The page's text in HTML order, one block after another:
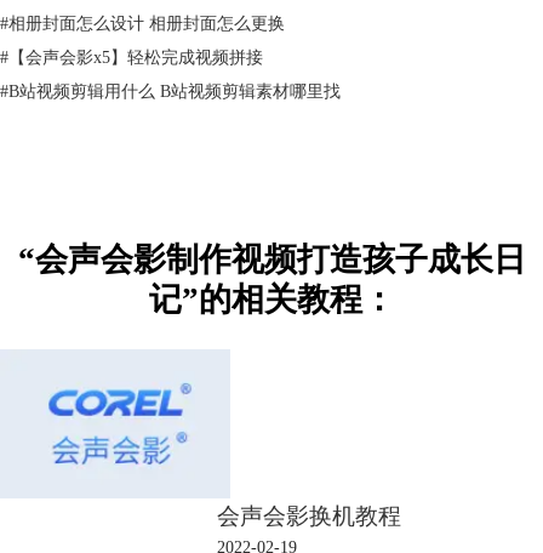
分开进行处理，如果选用的是同一个效果，也可以套用模板整体处理。需
要注意的是，如果插入的图片在大小上不合适，需要逐个进行大小和位置
的调整，达到和谐的状态。
#相册封面怎么设计 相册封面怎么更换
# 【会声会影x5】轻松完成视频拼接
#B站视频剪辑用什么 B站视频剪辑素材哪里找
“会声会影制作视频打造孩子成长日
记”的相关教程：
会声会影换机教程
2022-02-19